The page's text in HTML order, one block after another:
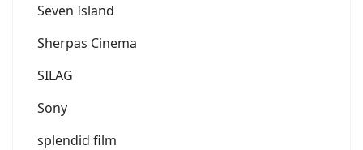
Seven Island
Sherpas Cinema
SILAG
Sony
splendid film